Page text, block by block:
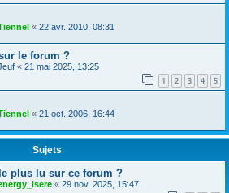
« 22 avr. 2010, 08:31
le forum ?
« 21 mai 2025, 13:25
1 2 3 4 5
« 21 oct. 2006, 16:44
Sujets
plus lu sur ce forum ?
« 29 nov. 2025, 15:47